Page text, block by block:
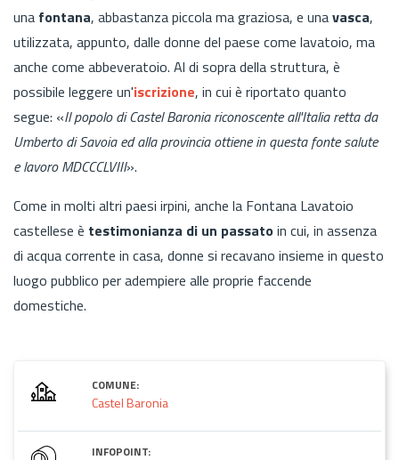
una fontana, abbastanza piccola ma graziosa, e unavasca,
utilizzata, appunto, dalle donne del paese come lavatoio, ma
anche come abbeveratoio. Al di sopra della struttura, è
possibile leggere un'iscrizione, in cui è riportato quanto
segue: «Il popolo di Castel Baronia riconoscente all'Italia retta da
Umberto di Savoia ed alla provincia ottiene in questa fonte salute
e lavoro MDCCCLVIII».
Come in molti altri paesi irpini, anche la Fontana Lavatoio
castellese è testimonianza di un passatoin cui, in assenza
di acqua corrente in casa, donne si recavano insieme in questo
luogo pubblico per adempiere alle proprie faccende
domestiche.
COMUNE:
Castel Baronia
INFOPOINT: